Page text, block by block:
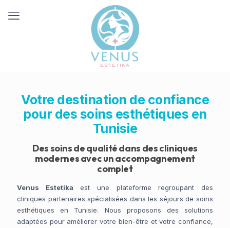
Votre destination de confiance
pour des soins esthétiques en
Tunisie
Des soins de qualité dans des cliniques
modernes avec un accompagnement
complet
Venus Estetika est une plateforme regroupant des
cliniques partenaires spécialisées dans les séjours de soins
esthétiques en Tunisie. Nous proposons des solutions
adaptées pour améliorer votre bien-être et votre confiance,